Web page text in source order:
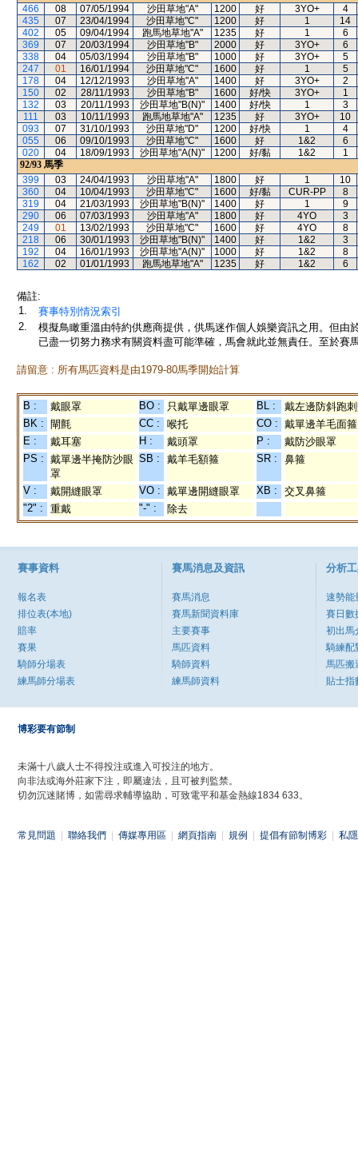
466
08 07/05/1994 沙田草地"A" 1200 好 3YO+
4
435
07 23/04/1994 沙田草地"C" 1200 好 1
14
402
05 09/04/1994 跑馬地草地"A" 1235 好 1
6
369
07 20/03/1994 沙田草地"B" 2000 好 3YO+
6
338
04 05/03/1994 沙田草地"B" 1000 好 3YO+
5
247
01 16/01/1994 沙田草地"C" 1600 好 1
5
178
04 12/12/1993 沙田草地"A" 1400 好 3YO+
2
150
02 28/11/1993 沙田草地"B" 1600 好/快 3YO+
1
132
03 20/11/1993 沙田草地"B(N)" 1400 好/快 1
3
111
03 10/11/1993 跑馬地草地"A" 1235 好 3YO+
10
093
07 31/10/1993 沙田草地"D" 1200 好/快 1
4
055
06 09/10/1993 沙田草地"C" 1600 好 1&2
6
020
04 18/09/1993 沙田草地"A(N)" 1200 好/黏 1&2
1
92/93 馬季
399
03 24/04/1993 沙田草地"A" 1800 好 1
10
360
04 10/04/1993 沙田草地"C" 1600 好/黏 CUR-PP
8
319
04 21/03/1993 沙田草地"B(N)" 1400 好 1
9
290
06 07/03/1993 沙田草地"A" 1800 好 4YO
3
249
01 13/02/1993 沙田草地"C" 1600 好 4YO
8
218
06 30/01/1993 沙田草地"B(N)" 1400 好 1&2
3
192
04 16/01/1993 沙田草地"A(N)" 1000 好 1&2
8
162
02 01/01/1993 跑馬地草地"A" 1235 好 1&2 6
備註:
1.
賽事特別情況索引
2.
模擬鳥瞰重溫由特約供應商提供，供馬迷作個人娛樂資訊之用。但
已盡一切努力務求有關資料盡可能準確，馬會就此並無責任。至於賽
請留意 : 所有馬匹資料是由1979-80馬季開始計算
B : 戴眼罩 BO : 只戴單邊眼罩 BL :
戴左邊防斜跑
BK :
閘氈 CC : 喉托 CO : 戴單邊羊毛面箍
E :
戴耳塞 H : 戴頭罩 P :
戴防沙眼罩
PS : 戴單邊半掩防沙眼
罩
SB : 戴羊毛額箍 SR : 鼻箍
V : 戴開縫眼罩 VO : 戴單邊開縫眼罩 XB :
交叉鼻箍
"2" :
重戴 "-" : 除去
賽事資料
報名表
排位表(本地)
賠率
賽果
騎師分場表
練馬師分場表
賽馬消息及資訊
賽馬消息
賽馬新聞資料庫
主要賽事
馬匹資料
騎師資料
練馬師資料
分析
速勢能
賽日數
初出馬
騎練配
馬匹搬
貼士指
博彩要有節制
未滿十八歲人士不得投注或進入可投注的地方。
向非法或海外莊家下注，即屬違法，且可被判監禁。
切勿沉迷賭博，如需尋求輔導協助，可致電平和基金熱線1834 633。
常見問題 聯絡我們 傳媒專用區 網頁指南 規例 提倡有節制博彩 私